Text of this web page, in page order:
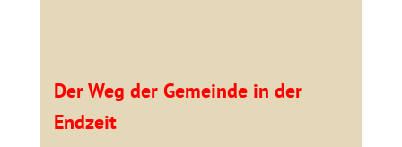
Der Weg der Gemeinde in der
Endzeit